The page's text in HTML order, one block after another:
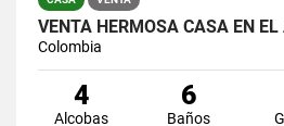
Colombia
4
Alcobas
6
Baños